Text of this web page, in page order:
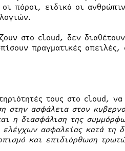
πόροι, ειδικά οι
στο cloud, δεν
πραγματικές απειλές,
τους στο cloud,
στην ασφάλεια στον
η διασφάλιση της
ασφαλείας κατά τη
και επιδιόρθωση